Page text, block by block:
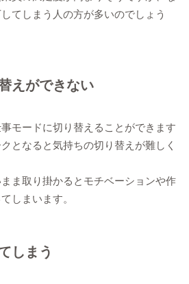
てしまう人の方が多いのでしょう
えができない
モードに切り替えることができます
となると気持ちの切り替えが難しく
ま取り掛かるとモチベーションや作
しまいます。
しまう